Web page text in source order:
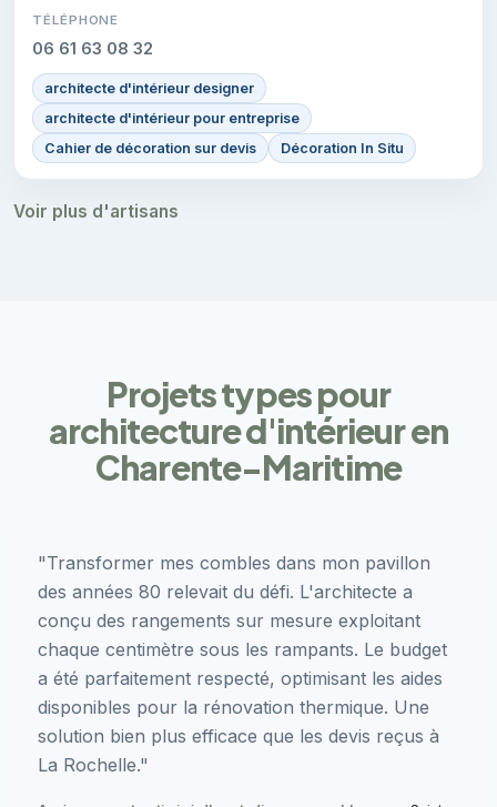
TÉLÉPHONE
06 61 63 08 32
architecte d'intérieur designer
architecte d'intérieur pour entreprise
Cahier de décoration sur devis
Décoration In Situ
Voir plus d'artisans
Projets types pour
architecture d'intérieur en
Charente-Maritime
"Transformer mes combles dans mon pavillon
des années 80 relevait du défi. L'architecte a
conçu des rangements sur mesure exploitant
chaque centimètre sous les rampants. Le budget
a été parfaitement respecté, optimisant les aides
disponibles pour la rénovation thermique. Une
solution bien plus efficace que les devis reçus à
La Rochelle."